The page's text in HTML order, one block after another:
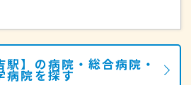
駅】の病院・総合病院・
病院を探す